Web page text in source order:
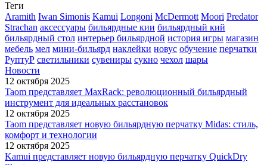
Теги
Aramith Iwan Simonis Kamui Longoni McDermott Moori Predator
Strachan аксессуары бильярдные кии бильярдный кий
бильярдный стол интерьер бильярдной история игры магазин
мебель мел мини-бильярд наклейки новус обучение перчатки
РуптуР светильники сувениры сукно чехол шары
Новости
12 октября 2025
Taom представляет MaxRack: революционный бильярдный
инструмент для идеальных расстановок
12 октября 2025
Taom представляет новую бильярдную перчатку Midas: стиль,
комфорт и технологии
12 октября 2025
Kamui представляет новую бильярдную перчатку QuickDry